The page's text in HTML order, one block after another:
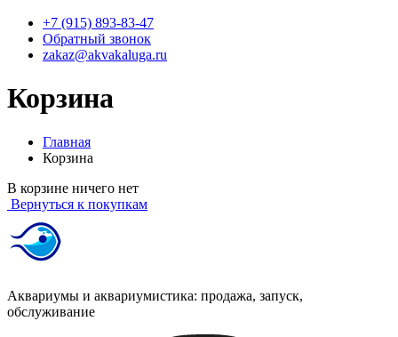
+7 (915) 893-83-47
Обратный звонок
zakaz@akvakaluga.ru
Корзина
Главная
Корзина
В корзине ничего нет
Вернуться к покупкам
Аквариумы и аквариумистика: продажа, запуск,
обслуживание